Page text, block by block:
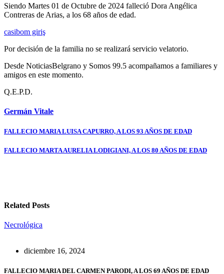
Siendo Martes 01 de Octubre de 2024 falleció Dora Angélica
Contreras de Arias, a los 68 años de edad.
casibom giriş
Por decisión de la familia no se realizará servicio velatorio.
Desde NoticiasBelgrano y Somos 99.5 acompañamos a familiares y
amigos en este momento.
Q.E.P.D.
Germán Vitale
Navegación
de
FALLECIO MARIA LUISA CAPURRO, A LOS 93 AÑOS DE EDAD
FALLECIO MARTA AURELIA LODIGIANI, A LOS 80 AÑOS DE EDAD
Related Posts
Necrológica
diciembre 16, 2024
FALLECIO MARIA DEL CARMEN PARODI, A LOS 69 AÑOS DE EDAD